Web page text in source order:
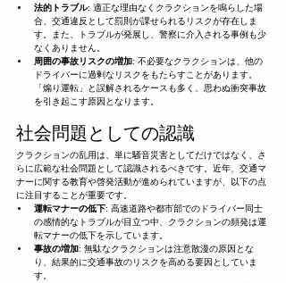
法的トラブル: 適正な理由なくクラクションを鳴らした場
合、交通違反として罰則が課せられるリスクが存在しま
す。また、トラブルが発展し、警察に介入される事例も少
なくありません。
周囲の事故リスクの増加: 不必要なクラクションは、他の
ドライバーに過剰なリスクをもたらすことがあります。
「煽り運転」と誤解されるケースも多く、思わぬ衝突事故
を引き起こす原因となります。
社会問題としての認識
クラクションの乱用は、単に騒音災害としてだけではなく、さ
らに広範な社会問題として認識されるべきです。近年、交通マ
ナーに関する教育や啓発活動が進められていますが、以下の点
に注目することが重要です。
運転マナーの低下: 高速道路や都市部でのドライバー同士
の感情的なトラブルが目立つ中、クラクションの頻発は運
転マナーの低下を示しています。
事故の増加: 無駄なクラクションは注意散漫の原因とな
り、結果的に交通事故のリスクを高める要因としていま
す。